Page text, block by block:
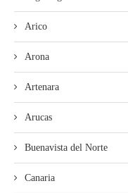
Arico
Arona
Artenara
Arucas
Buenavista del Norte
Canaria